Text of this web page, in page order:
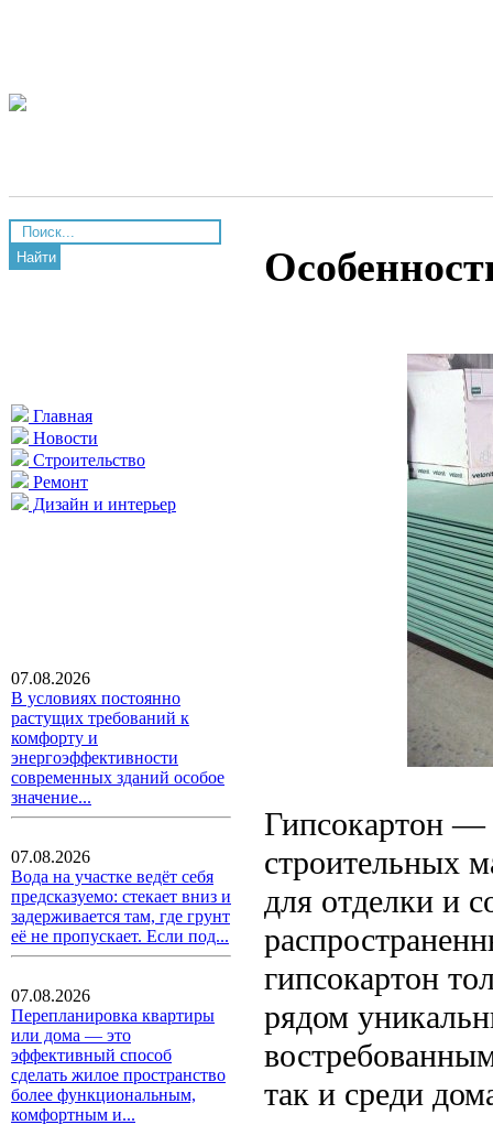
Найти
Главная
Новости
Строительство
Ремонт
Дизайн и интерьер
07.08.2026
В условиях постоянно
растущих требований к
комфорту и
энергоэффективности
современных зданий особое
значение...
07.08.2026
Вода на участке ведёт себя
предсказуемо: стекает вниз и
задерживается там, где грунт
её не пропускает. Если под...
07.08.2026
Перепланировка квартиры
или дома — это
эффективный способ
сделать жилое пространство
более функциональным,
комфортным и...
Гипсокартон —
строительных
для отделки и
гипсокартон
рядом
так и среди